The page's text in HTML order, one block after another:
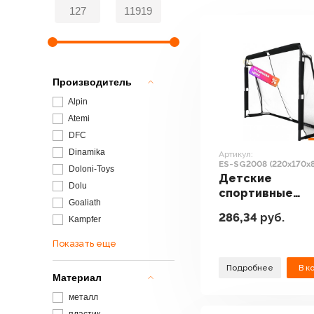
Производитель
Alpin
Atemi
DFC
Dinamika
Doloni-Toys
Dolu
Goaliath
Kampfer
Показать еще
Материал
металл
Артикул:
ES-SG2008
Детские
спортивные
игровые
286,34 руб.
Подробнее В